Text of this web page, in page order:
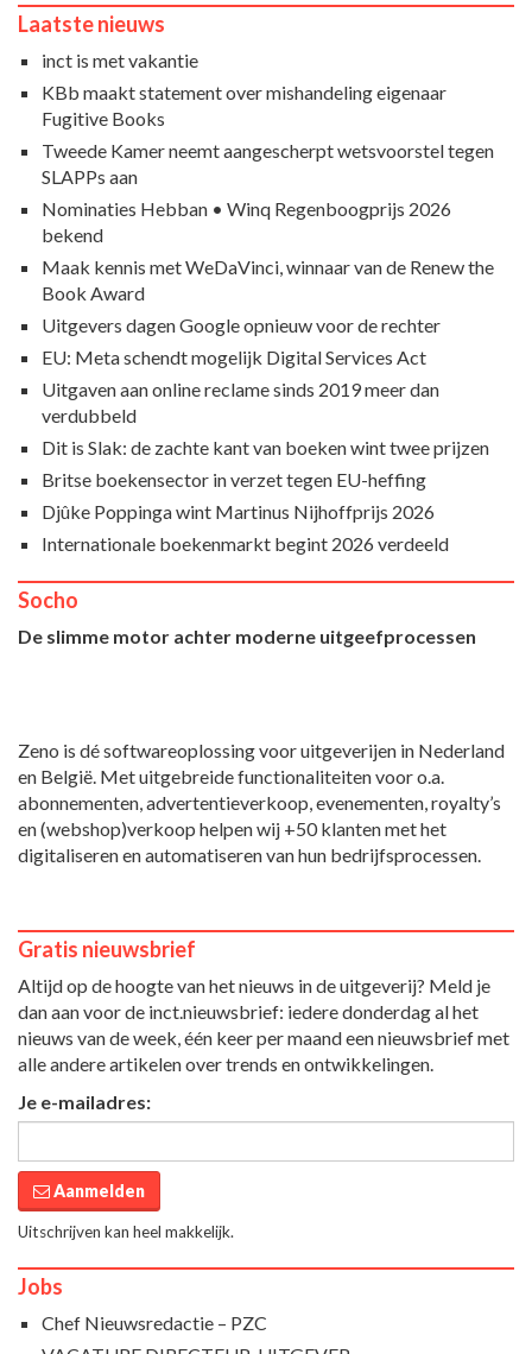
Laatste nieuws
inct is met vakantie
KBb maakt statement over mishandeling eigenaar
Fugitive Books
Tweede Kamer neemt aangescherpt wetsvoorstel tegen
SLAPPs aan
Nominaties Hebban • Winq Regenboogprijs 2026
bekend
Maak kennis met WeDaVinci, winnaar van de Renew the
Book Award
Uitgevers dagen Google opnieuw voor de rechter
EU: Meta schendt mogelijk Digital Services Act
Uitgaven aan online reclame sinds 2019 meer dan
verdubbeld
Dit is Slak: de zachte kant van boeken wint twee prijzen
Britse boekensector in verzet tegen EU-heffing
Djûke Poppinga wint Martinus Nijhoffprijs 2026
Internationale boekenmarkt begint 2026 verdeeld
Socho
De slimme motor achter moderne uitgeefprocessen
Zeno is dé softwareoplossing voor uitgeverijen in Nederland
en België. Met uitgebreide functionaliteiten voor o.a.
abonnementen, advertentieverkoop, evenementen, royalty’s
en (webshop)verkoop helpen wij +50 klanten met het
digitaliseren en automatiseren van hun bedrijfsprocessen.
Gratis nieuwsbrief
Altijd op de hoogte van het nieuws in de uitgeverij? Meld je
dan aan voor de inct.nieuwsbrief: iedere donderdag al het
nieuws van de week, één keer per maand een nieuwsbrief met
alle andere artikelen over trends en ontwikkelingen.
Je e-mailadres:
Aanmelden
Uitschrijven kan heel makkelijk.
Jobs
Chef Nieuwsredactie – PZC